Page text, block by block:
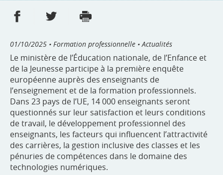
Partager sur Facebook
Partager sur Twitter
01/10/2025 • Formation professionnelle • Actualités
Le ministère de l’Éducation nationale, de l’Enfance et
de la Jeunesse participe à la première enquête
européenne auprès des enseignants de
l’enseignement et de la formation professionnels.
Dans 23 pays de l’UE, 14 000 enseignants seront
questionnés sur leur satisfaction et leurs conditions
de travail, le développement professionnel des
enseignants, les facteurs qui influencent l’attractivité
des carrières, la gestion inclusive des classes et les
pénuries de compétences dans le domaine des
technologies numériques.